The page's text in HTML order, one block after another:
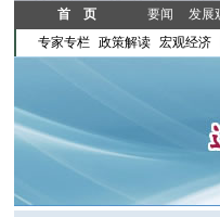
首 页 要闻 发展
专家专栏 政策解读 宏观经济